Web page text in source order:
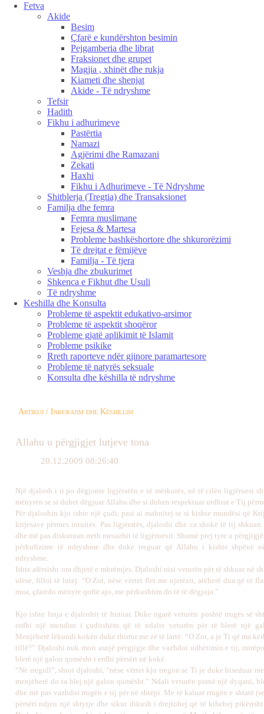
Fetva
Akide
Besim
Çfarë e kundërshton besimin
Pejgamberia dhe librat
Fraksionet dhe grupet
Magjia , xhinët dhe rukja
Kiameti dhe shenjat
Akide - Të ndryshme
Tefsir
Hadith
Fikhu i adhurimeve
Pastërtia
Namazi
Agjërimi dhe Ramazani
Zekati
Haxhi
Fikhu i Adhurimeve - Të Ndryshme
Shitblerja (Tregtia) dhe Transaksionet
Familja dhe femra
Femra muslimane
Fejesa & Martesa
Probleme bashkëshortore dhe shkurorëzimi
Të drejtat e fëmijëve
Familja - Të tjera
Veshja dhe zbukurimet
Shkenca e Fikhut dhe Usuli
Të ndryshme
Keshilla dhe Konsulta
Probleme të aspektit edukativo-arsimor
Probleme të aspektit shoqëror
Probleme gjatë aplikimit të Islamit
Probleme psikike
Rreth raporteve ndër gjinore paramartesore
Probleme të natyrës seksuale
Konsulta dhe këshilla të ndryshme
Artikuj / Inkurajim dhe Këshillim
Allahu u përgjigjet lutjeve tona
20.12.2009 08:26:40
Një djalosh i ri po dëgjonte ligjëratën e së mërkurës, në të cilën ligjëruesi
mënyrën se si duhet dëgjuar Allahu dhe si duhen respektuar urdhrat e Tij
Për djaloshin kjo ishte një çudi, pasi ai mahnitej se si kishte mundësi që
krijesave përmes intuitës. Pas ligjëratës, djaloshi dhe ca shokë të tij shkuan
dhe më pas diskutuan rreth mesazhit të ligjëruesit. Shumë prej tyre u
përkufizime të ndryshme dhe duke treguar që Allahu i kishte shpënë
ndryshme.
Ishte afërsisht ora dhjetë e mbrëmjes. Djaloshi nisi veturën për të shkuar në
ulëse, filloi të lutej: “O Zot, nëse vërtet flet me njerëzit, atëherë dua që të
mua, çfarëdo mënyre qoftë ajo, me përkushtim do të të dëgjoja.”
Kjo ishte lutja e djaloshit të hutuar. Duke ngarë veturën poshtë rrugës së
erdhi një mendim i çuditshëm që të ndalte veturën për të blerë një
Menjëherë lëkundi kokën duke thirrur me zë të lartë: “O Zot, a je Ti që ma
tillë?” Djaloshi nuk mori asnjë përgjigje dhe vazhdoi udhëtimin e tij,
blerë një galon qumësht i erdhi përsëri në kokë.
“Në rregull”, shtoi djaloshi, “nëse vërtet kjo tregon se Ti je duke biseduar
menjëherë do ta blej një galon qumësht.” Ndali veturën pranë një dyqani,
dhe më pas vazhdoi rrugën e tij për në shtëpi. Me të kaluar rrugën e shtatë
përsëri ndjeu një shtytje dhe sikur dikush i drejtohej që të kthehej pikërisht